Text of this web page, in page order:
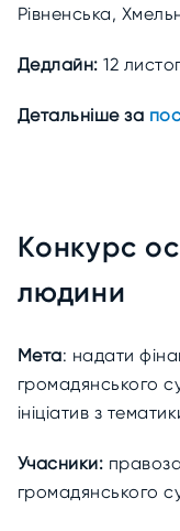
Рівненська,
Дедлайн:12
Детальніше за
Конкурс
людини
Мета: надати
громадянського
ініціатив з
Учасники:
громадянського